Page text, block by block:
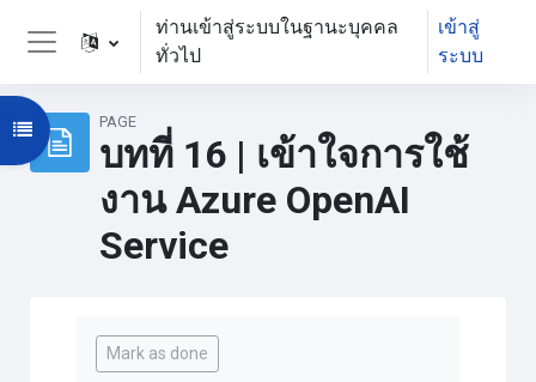
ข้ามไปที่เนื้อหาหลัก
Side panel
ท่านเข้าสู่ระบบในฐานะบุคคล
ทั่วไป
เข้าสู่
ระบบ
PAGE
บทที่ 16 | เข้าใจการใช้
งาน Azure OpenAI
Service
Open course index
Mark as done